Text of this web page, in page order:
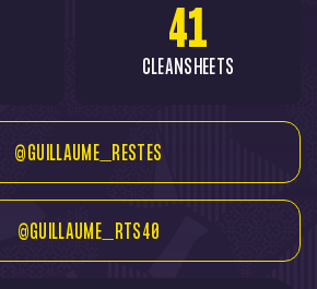
41
CLEANSHEETS
@GUILLAUME_RESTES
@GUILLAUME_RTS40